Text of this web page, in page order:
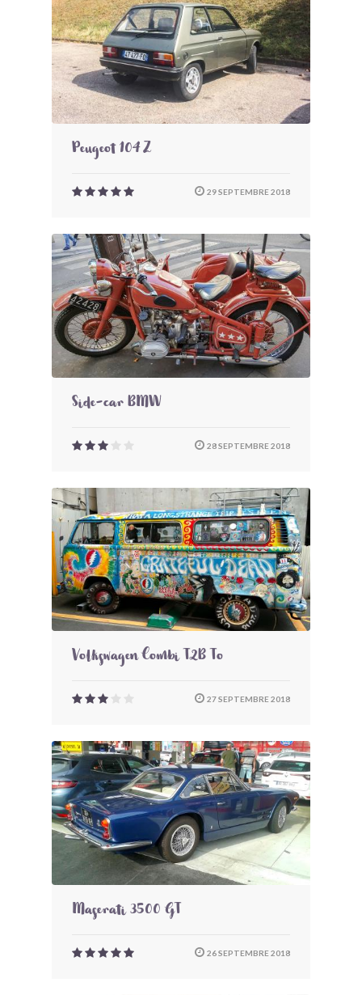
Peugeot 104 Z
29 SEPTEMBRE 2018
Side-car BMW
28 SEPTEMBRE 2018
Volkswagen Combi T2B To
27 SEPTEMBRE 2018
Maserati 3500 GT
26 SEPTEMBRE 2018